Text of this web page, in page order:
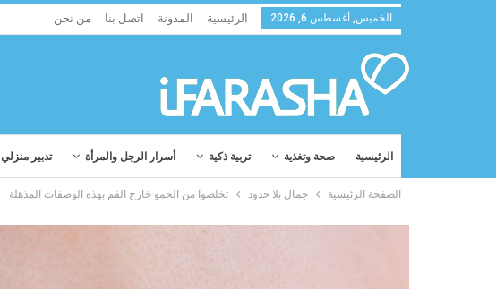
الخميس, أغسطس 6, 2026 الرئيسية المدونة اتصل بنا من نحن
الرئيسية صحة وتغذية تربية ذكية أسرار الرجل والمرأة تدبير منزلي
الصفحة الرئيسية جمال بلا حدود تخلصوا من الحمو خارج الفم بهذه الوصفات المذهلة